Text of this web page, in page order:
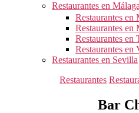
Restaurantes en Málaga
Restaurantes en
Restaurantes en
Restaurantes en
Restaurantes en
Restaurantes en Sevilla
Restaurantes
Bar